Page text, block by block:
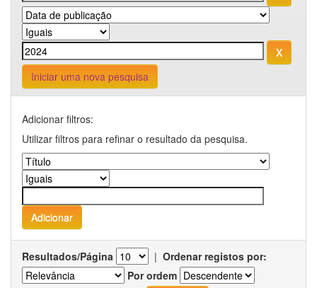
Iniciar uma nova pesquisa
Adicionar filtros:
Utilizar filtros para refinar o resultado da pesquisa.
Resultados/Página | Ordenar registos por:
Por ordem